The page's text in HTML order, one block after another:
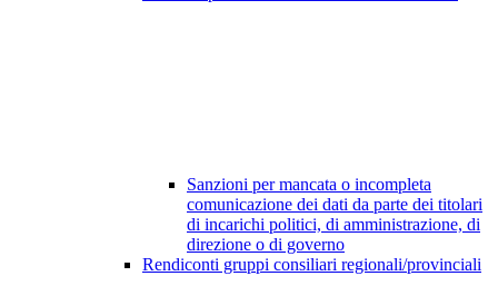
Sanzioni per mancata o incompleta
comunicazione dei dati da parte dei titolari
di incarichi politici, di amministrazione, di
direzione o di governo
Rendiconti gruppi consiliari regionali/provinciali